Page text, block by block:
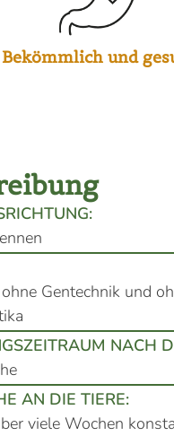
Bekömmlich und
Gentechnik und
NACH
AN DIE TIERE:
viele Wochen